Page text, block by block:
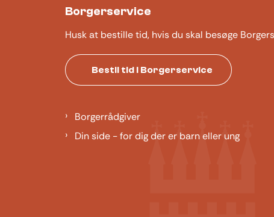
Borgerservice
Husk at bestille tid, hvis du skal besøge
Bestil tid i Borgerservice
Borgerrådgiver
Din side - for dig der er barn eller ung